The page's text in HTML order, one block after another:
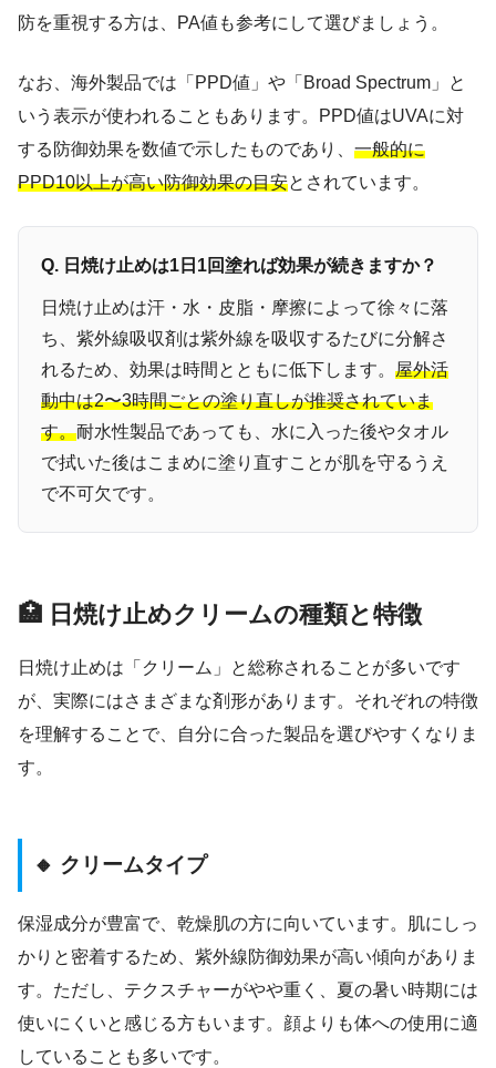
防を重視する方は、PA値も参考にして選びましょう。
なお、海外製品では「PPD値」や「Broad Spectrum」と
いう表示が使われることもあります。PPD値はUVAに対
する防御効果を数値で示したものであり、 一般的に
PPD10以上が高い防御効果の目安とされています。
Q. 日焼け止めは1日1回塗れば効果が続きますか？
日焼け止めは汗・水・皮脂・摩擦によって徐々に落
ち、紫外線吸収剤は紫外線を吸収するたびに分解さ
れるため、効果は時間とともに低下します。 屋外活
動中は2〜3時間ごとの塗り直しが推奨されていま
す。耐水性製品であっても、水に入った後やタオル
で拭いた後はこまめに塗り直すことが肌を守るうえ
で不可欠です。
🏥 日焼け止めクリームの種類と特徴
日焼け止めは「クリーム」と総称されることが多いです
が、実際にはさまざまな剤形があります。それぞれの特徴
を理解することで、自分に合った製品を選びやすくなりま
す。
🔸 クリームタイプ
保湿成分が豊富で、乾燥肌の方に向いています。肌にしっ
かりと密着するため、紫外線防御効果が高い傾向がありま
す。ただし、テクスチャーがやや重く、夏の暑い時期には
使いにくいと感じる方もいます。顔よりも体への使用に適
していることも多いです。